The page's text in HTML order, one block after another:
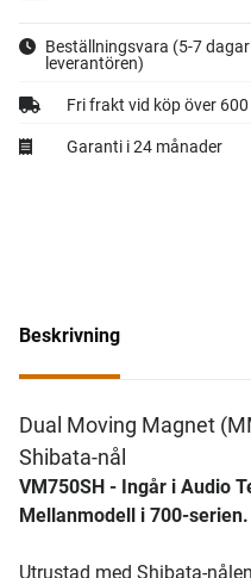
Beställningsvara (5-7
leverantören)
Fri frakt vid köp över
Garanti i 24 månader
Beskrivning
Dual Moving Magnet
Shibata-nål
VM750SH - Ingår i Audio
Mellanmodell i 700-serien.
Utrustad med Shibata-